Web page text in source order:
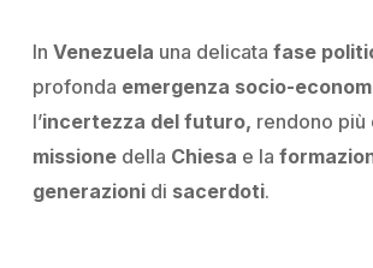
In Venezuela una delicata fase
profonda emergenza socio-
l’incertezza del futuro, rendono più
missionedella Chiesa e la
generazionidi sacerdoti.